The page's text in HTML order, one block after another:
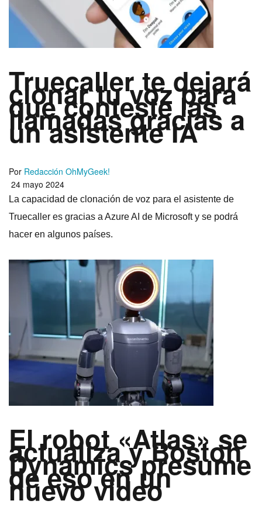
Truecaller te dejará
clonar tu voz para
que conteste las
llamadas gracias a
un asistente IA
Por Redacción OhMyGeek!
24 mayo 2024
La capacidad de clonación de voz para el asistente de
Truecaller es gracias a Azure AI de Microsoft y se podrá
hacer en algunos países.
El robot «Atlas» se
actualiza y Boston
Dynamics presume
de eso en un
nuevo video